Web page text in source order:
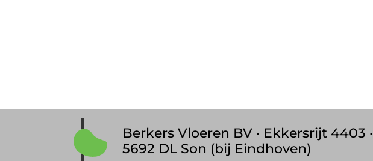
Berkers Vloeren BV · Ekkersrijt 4403 ·
5692 DL Son (bij Eindhoven)